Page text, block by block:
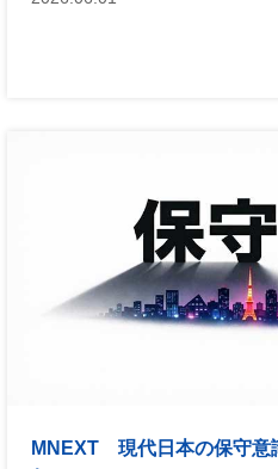
MNEXT 現代日本の保守意